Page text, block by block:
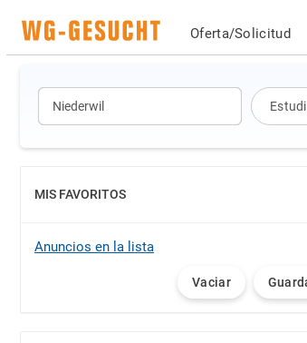
Oferta/Solicitud
MIS FAVORITOS
MOSTRAR
Anuncios en la lista
Vaciar